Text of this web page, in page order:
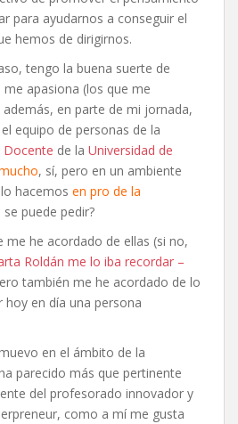
para ayudarnos a conseguir el
hemos de dirigirnos.
tengo la buena suerte de
me apasiona (los que me
además, en parte de mi jornada,
equipo de personas de la
Docente de la Universidad de
, sí, pero en un ambiente
hacemos en pro de la
se puede pedir?
me he acordado de ellas (si no,
Roldán me lo iba recordar –
también me he acordado de lo
en día una persona
en el ámbito de la
parecido más que pertinente
del profesorado innovador y
como a mí me gusta